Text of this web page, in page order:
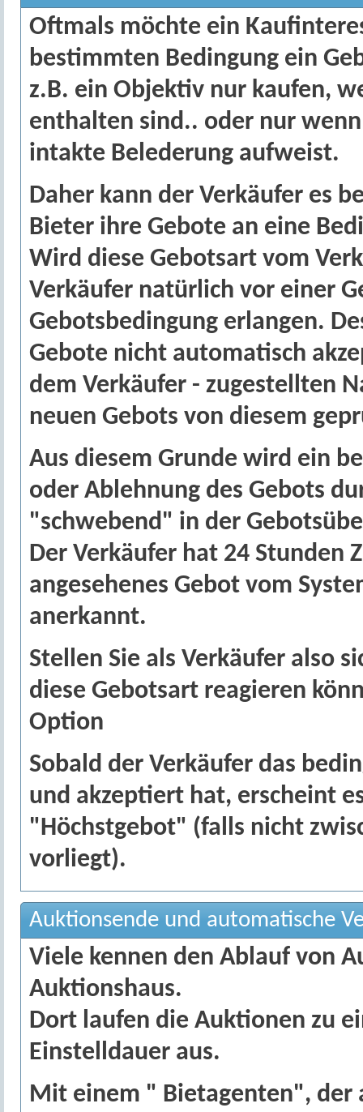
Oftmals möchte ein
bestimmten Bedingung ein
z.B. ein Objektiv nur kaufen,
enthalten sind.. oder nur
intakte Belederung aufweist.
Daher kann der Verkäufer es
Bieter ihre Gebote an eine
Wird diese Gebotsart vom
Verkäufer natürlich vor einer
Gebotsbedingung erlangen.
Gebote nicht automatisch
dem Verkäufer - zugestellten
neuen Gebots von diesem
Aus diesem Grunde wird ein
oder Ablehnung des Gebots
"schwebend" in der
Der Verkäufer hat 24 Stunden
angesehenes Gebot vom
anerkannt.
Stellen Sie als Verkäufer also
diese Gebotsart reagieren
Option
Sobald der Verkäufer das
und akzeptiert hat, erscheint
"Höchstgebot" (falls nicht
vorliegt).
Auktionsende und automatische
Viele kennen den Ablauf von
Auktionshaus.
Dort laufen die Auktionen zu
Einstelldauer aus.
Mit einem " Bietagenten", der